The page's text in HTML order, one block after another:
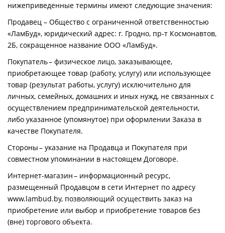
нижеприведенные термины имеют следующие значения:
Продавец – Общество с ограниченной ответственностью
«ЛамБуд», юридический адрес: г. Гродно, пр-т Космонавтов,
2Б, сокращенное название ООО «ЛамБуд».
Покупатель – физическое лицо, заказывающее,
приобретающее товар (работу, услугу) или использующее
товар (результат работы, услугу) исключительно для
личных, семейных, домашних и иных нужд, не связанных с
осуществлением предпринимательской деятельности,
либо указанное (упомянутое) при оформлении Заказа в
качестве Покупателя.
Стороны – указание на Продавца и Покупателя при
совместном упоминании в настоящем Договоре.
Интернет-магазин – информационный ресурс,
размещенный Продавцом в сети Интернет по адресу
www.lambud.by, позволяющий осуществить заказ на
приобретение или выбор и приобретение товаров без
(вне) торгового объекта.